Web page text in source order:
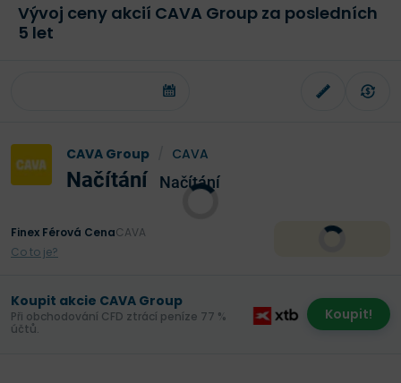
Vývoj ceny akcií CAVA Group za posledních
5 let
CAVA Group CAVA
Načítání Načítání
Finex Férová CenaCAVA
Co to je?
Koupit akcie CAVA Group
Při obchodování CFD ztrácí peníze 77 %
účtů.
Koupit!